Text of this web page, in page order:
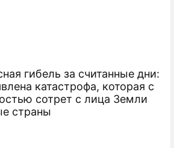
ИГРЫ
ПРЕСС-РЕЛИЗЫ
гибель за считанные дни:
катастрофа, которая с
сотрет с лица Земли
страны